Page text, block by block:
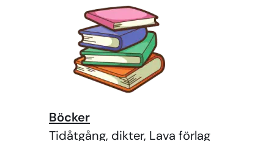
Böcker
Tidåtgång, dikter, Lava förlag